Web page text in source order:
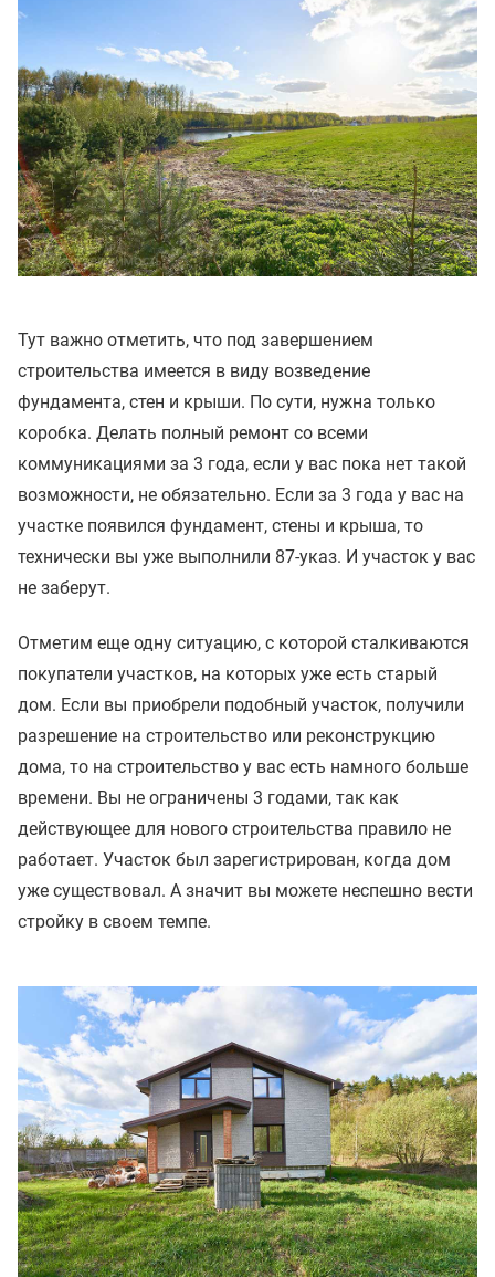
Тут важно отметить, что под завершением
строительства имеется в виду возведение
фундамента, стен и крыши. По сути, нужна только
коробка. Делать полный ремонт со всеми
коммуникациями за 3 года, если у вас пока нет такой
возможности, не обязательно. Если за 3 года у вас на
участке появился фундамент, стены и крыша, то
технически вы уже выполнили 87-указ. И участок у вас
не заберут.
Отметим еще одну ситуацию, с которой сталкиваются
покупатели участков, на которых уже есть старый
дом. Если вы приобрели подобный участок, получили
разрешение на строительство или реконструкцию
дома, то на строительство у вас есть намного больше
времени. Вы не ограничены 3 годами, так как
действующее для нового строительства правило не
работает. Участок был зарегистрирован, когда дом
уже существовал. А значит вы можете неспешно вести
стройку в своем темпе.